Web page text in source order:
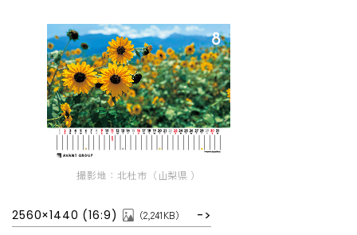
撮影地：北杜市（山梨県 ）
2560×1440 (16:9) （2,241KB）